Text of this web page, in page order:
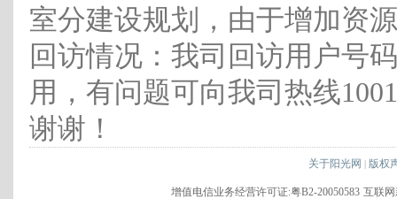
室分建设规划，由于增加资
回访情况：我司回访用户号
用，有问题可向我司热线
谢谢！
关于阳光网 | 版权
增值电信业务经营许可证:粤B2-20050583 互联网